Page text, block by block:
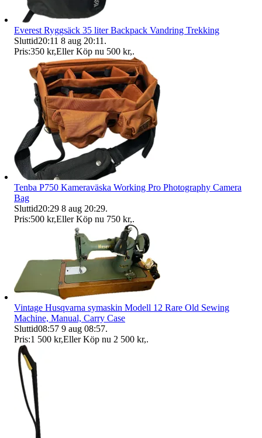
Everest Ryggsäck 35 liter Backpack Vandring Trekking
Sluttid20:11 8 aug 20:11 .
Pris:350 kr,Eller Köp nu 500 kr,.
Tenba P750 Kameraväska Working Pro Photography Camera
Bag
Sluttid20:29 8 aug 20:29.
Pris:500 kr,Eller Köp nu 750 kr,.
Vintage Husqvarna symaskin Modell 12 Rare Old Sewing
Machine, Manual, Carry Case
Sluttid08:57 9 aug 08:57.
Pris:1 500 kr,Eller Köp nu 2 500 kr,.